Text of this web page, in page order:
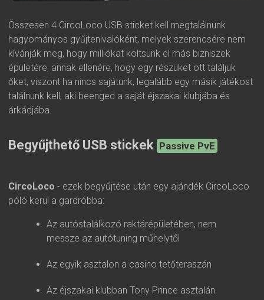
Összesen 4 CircoLoco USB sticket kell megtalálnunk
hagyományos gyűjtenivalóként, melyek szerencsére nem
kívánják meg, hogy milliókat költsünk el más bizniszek
épületére, annak ellenére, hogy egy részüket ott találjuk
őket, viszont ha nincs sajátunk, legalább egy másik játékost
találnunk kell, aki beenged a saját éjszakai klubjába és
árkádjába.
Begyűjthető USB stickek Passive PvE
CircoLoco - ezek begyűjtése után egy ajándék CircoLoco
póló kerül a gardróbba:
Az autóstalálkozó raktárépületében, nem
messze az autótuning műhelytől
Az egyik asztalon a casino tetőteraszán
Az éjszakai klubban Tony Prince asztalán